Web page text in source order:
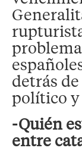
detrás
político y
-Quién
entre